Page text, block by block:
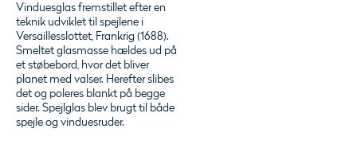
Vinduesglas fremstillet efter en
teknik udviklet til spejlene i
Versaillesslottet, Frankrig (1688).
Smeltet glasmasse hældes ud på
et støbebord, hvor det bliver
planet med valser. Herefter slibes
det og poleres blankt på begge
sider. Spejlglas blev brugt til både
spejle og vinduesruder.